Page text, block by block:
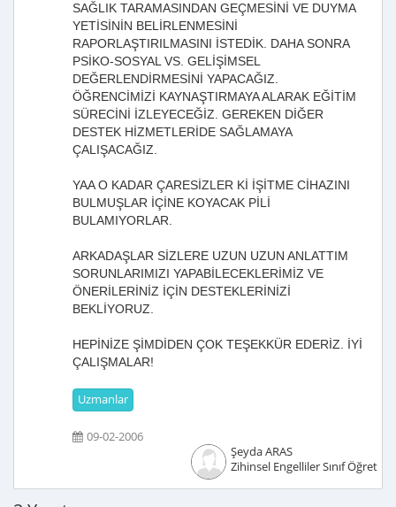
SAĞLIK TARAMASINDAN GEÇMESİNİ VE DUYMA
YETİSİNİN BELİRLENMESİNİ
RAPORLAŞTIRILMASINI İSTEDİK. DAHA SONRA
PSİKO-SOSYAL VS. GELİŞİMSEL
DEĞERLENDİRMESİNİ YAPACAĞIZ.
ÖĞRENCİMİZİ KAYNAŞTIRMAYA ALARAK EĞİTİM
SÜRECİNİ İZLEYECEĞİZ. GEREKEN DİĞER
DESTEK HİZMETLERİDE SAĞLAMAYA
ÇALIŞACAĞIZ.
YAA O KADAR ÇARESİZLER Kİ İŞİTME CİHAZINI
BULMUŞLAR İÇİNE KOYACAK PİLİ
BULAMIYORLAR.
ARKADAŞLAR SİZLERE UZUN UZUN ANLATTIM
SORUNLARIMIZI YAPABİLECEKLERİMİZ VE
ÖNERİLERİNİZ İÇİN DESTEKLERİNİZİ
BEKLİYORUZ.
HEPİNİZE ŞİMDİDEN ÇOK TEŞEKKÜR EDERİZ. İYİ
ÇALIŞMALAR!
Uzmanlar
09-02-2006
Şeyda ARAS
Zihinsel Engelliler Sınıf